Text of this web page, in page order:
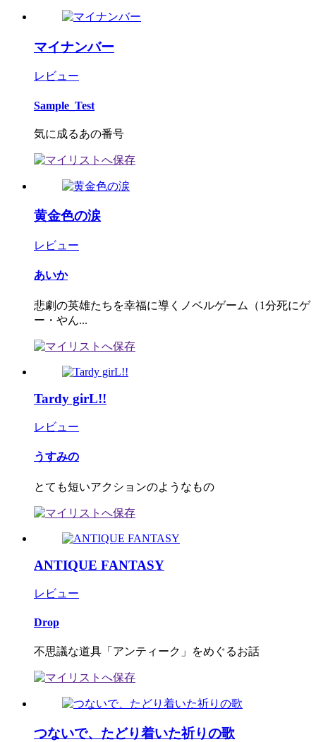
マイナンバー
レビュー
Sample_Test
気に成るあの番号
黄金色の涙
レビュー
あいか
悲劇の英雄たちを幸福に導くノベルゲーム（1分死にゲ
ー・やん...
Tardy girL!!
レビュー
うすみの
とても短いアクションのようなもの
ANTIQUE FANTASY
レビュー
Drop
不思議な道具「アンティーク」をめぐるお話
つないで、たどり着いた祈りの歌